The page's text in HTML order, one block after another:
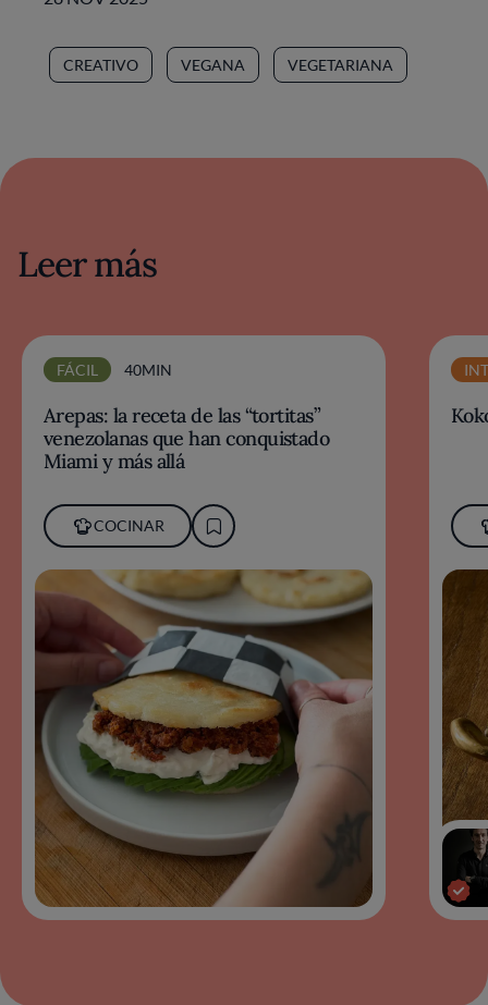
CREATIVO VEGANA VEGETARIANA
Leer más
FÁCIL 40MIN
Arepas: la receta de las “tortitas”
venezolanas que han conquistado
Miami y más allá
COCINAR